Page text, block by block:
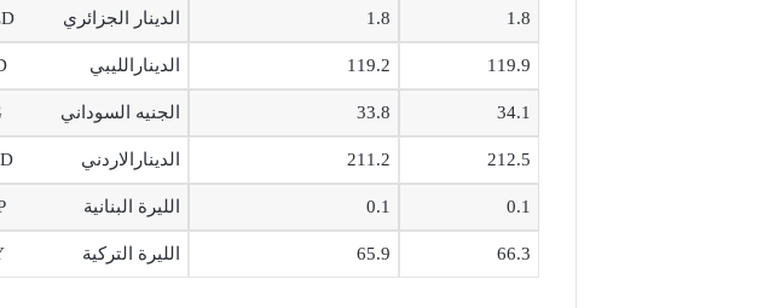
1.8
1.8 الدينار الجزائري DZD
119.9
119.2 الدينارالليبي LYD
34.1
33.8 الجنيه السوداني SDG
212.5
211.2 الدينارالاردني JOD
0.1
0.1 الليرة البنانية LBP
66.3
65.9 الليرة التركية TRY